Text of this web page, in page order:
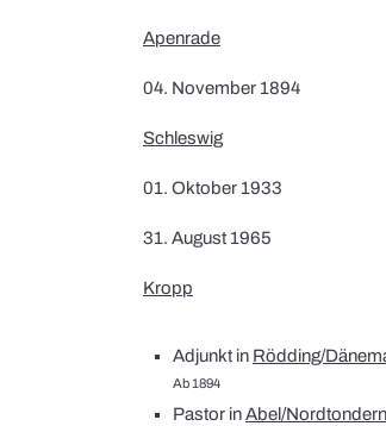
Apenrade
04. November 1894
Schleswig
01. Oktober 1933
31. August 1965
Kropp
Adjunkt in Rödding/
Ab 1894
Pastor inAbel/Nordtondern